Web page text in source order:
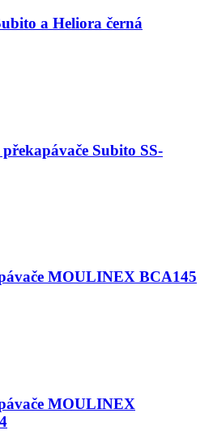
a Heliora černá
Subito SS-
MOULINEX BCA145
MOULINEX